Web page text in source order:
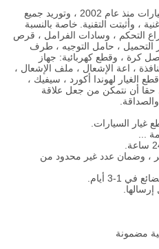
شركتنا متخصصة في قطع غيار السيارات منذ عام 2002 ، وتوريد جميع
، وأثبتت التقنية. خاصة بالنسبة
التحكم ، وسادات الفرامل ، قرص
التحميل ، حامل التوجيه ، طرف
، وقطع كهربائية: جهاز
، اعة الإشعال ، ملف الإشعال ،
الغيار لهوندا أكورد ، سيفيك ،
حقا أن نتمكن من جعل علاقة
ما بعد البيع و 6 أشهر ، وضمان عدد غير محدود من